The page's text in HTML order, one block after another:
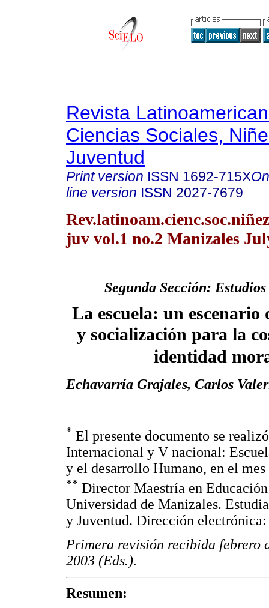
Revista
Ciencias Sociales,
Juventud
Print version ISSN 1692-715X
line version ISSN 2027-7679
Rev.latinoam.cienc.soc.niñez
juv vol.1 no.2 Manizales
Segunda Sección:
La escuela: un escenario
y socialización para la
identidad
Echavarría Grajales, Carlos
* El presente documento se
Internacional y V nacional:
y el desarrollo Humano, en el
** Director Maestría en
Universidad de Manizales.
y Juventud. Dirección
Primera revisión recibida febrero
2003 (Eds.).
Resumen: